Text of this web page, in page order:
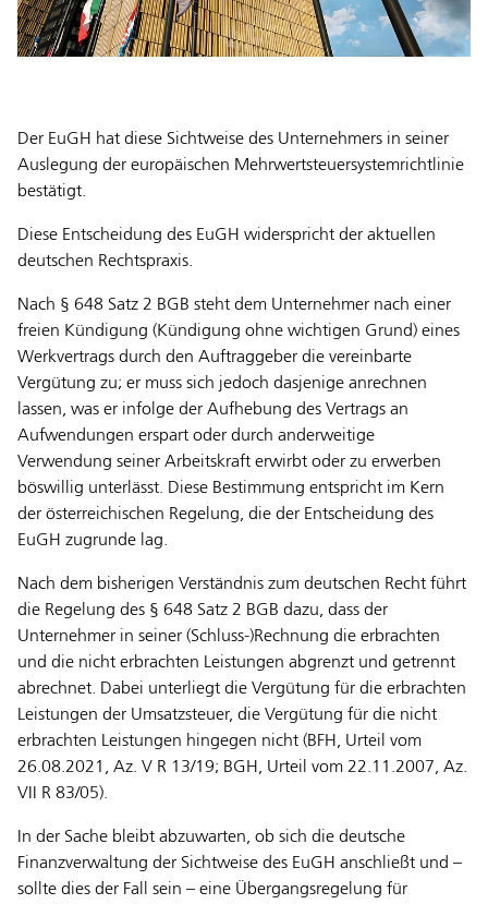
Der EuGH hat diese Sichtweise des Unternehmers in seiner
Auslegung der europäischen Mehrwertsteuersystemrichtlinie
bestätigt.
Diese Entscheidung des EuGH widerspricht der aktuellen
deutschen Rechtspraxis.
Nach § 648 Satz 2 BGB steht dem Unternehmer nach einer
freien Kündigung (Kündigung ohne wichtigen Grund) eines
Werkvertrags durch den Auftraggeber die vereinbarte
Vergütung zu; er muss sich jedoch dasjenige anrechnen
lassen, was er infolge der Aufhebung des Vertrags an
Aufwendungen erspart oder durch anderweitige
Verwendung seiner Arbeitskraft erwirbt oder zu erwerben
böswillig unterlässt. Diese Bestimmung entspricht im Kern
der österreichischen Regelung, die der Entscheidung des
EuGH zugrunde lag.
Nach dem bisherigen Verständnis zum deutschen Recht führt
die Regelung des § 648 Satz 2 BGB dazu, dass der
Unternehmer in seiner (Schluss-)Rechnung die erbrachten
und die nicht erbrachten Leistungen abgrenzt und getrennt
abrechnet. Dabei unterliegt die Vergütung für die erbrachten
Leistungen der Umsatzsteuer, die Vergütung für die nicht
erbrachten Leistungen hingegen nicht (BFH, Urteil vom
26.08.2021, Az. V R 13/19; BGH, Urteil vom 22.11.2007, Az.
VII R 83/05).
In der Sache bleibt abzuwarten, ob sich die deutsche
Finanzverwaltung der Sichtweise des EuGH anschließt und –
sollte dies der Fall sein – eine Übergangsregelung für